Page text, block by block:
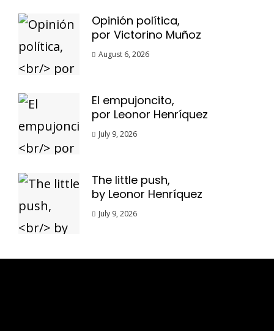
Opinión política,
por Victorino Muñoz
August 6, 2026
El empujoncito,
por Leonor Henríquez
July 9, 2026
The little push,
by Leonor Henríquez
July 9, 2026